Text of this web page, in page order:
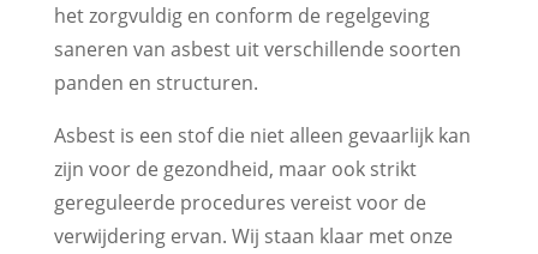
het zorgvuldig en conform de regelgeving
saneren van asbest uit verschillende soorten
panden en structuren.
Asbest is een stof die niet alleen gevaarlijk kan
zijn voor de gezondheid, maar ook strikt
gereguleerde procedures vereist voor de
verwijdering ervan. Wij staan klaar met onze